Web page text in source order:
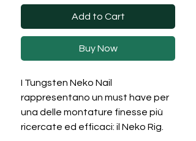
Add to Cart
Buy Now
I Tungsten Neko Nail
rappresentano un must have per
una delle montature finesse più
ricercate ed efficaci: il Neko Rig.